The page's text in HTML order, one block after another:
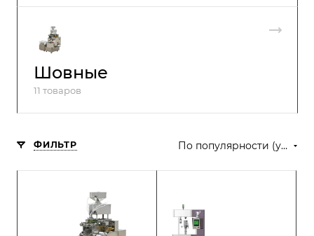
Шовные
11 товаров
ФИЛЬТР По популярности (убывание)